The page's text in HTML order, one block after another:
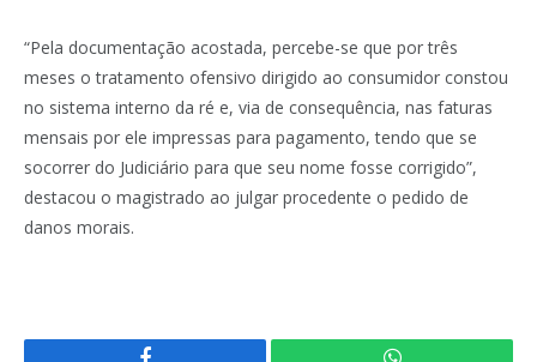
“Pela documentação acostada, percebe-se que por três
meses o tratamento ofensivo dirigido ao consumidor constou
no sistema interno da ré e, via de consequência, nas faturas
mensais por ele impressas para pagamento, tendo que se
socorrer do Judiciário para que seu nome fosse corrigido”,
destacou o magistrado ao julgar procedente o pedido de
danos morais.